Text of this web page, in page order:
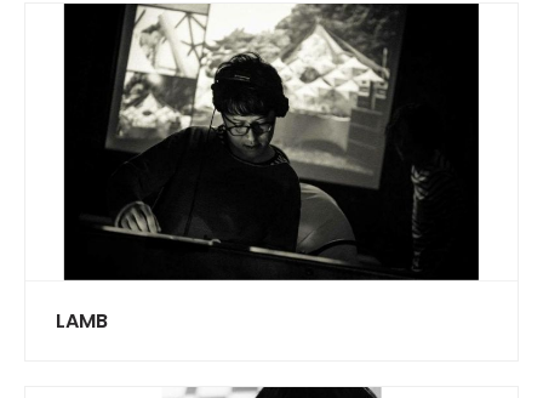
LAMB